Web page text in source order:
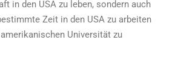
in den USA zu leben, sondern auch
Zeit in den USA zu arbeiten
Universität zu